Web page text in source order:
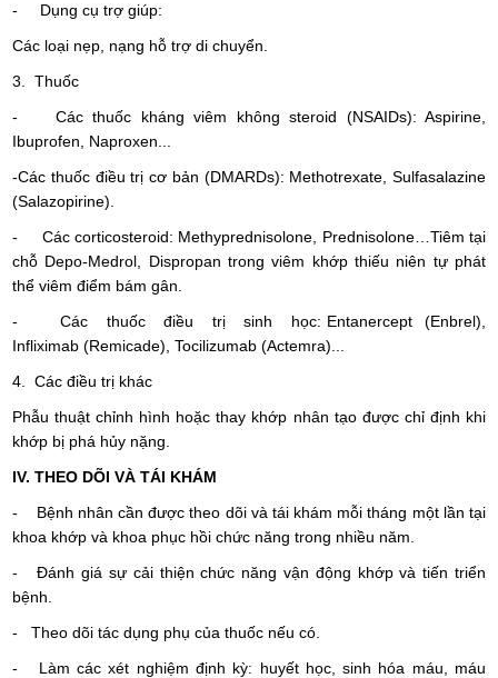
- Dụng cụ trợ giúp:
Các loại nẹp, nạng hỗ trợ di chuyển.
3. Thuốc
- Các thuốc kháng viêm không steroid (NSAIDs): Aspirine,
Ibuprofen, Naproxen...
-Các thuốc điều trị cơ bản (DMARDs): Methotrexate, Sulfasalazine
(Salazopirine).
- Các corticosteroid: Methyprednisolone, Prednisolone…Tiêm tại
chỗ Depo-Medrol, Dispropan trong viêm khớp thiếu niên tự phát
thể viêm điểm bám gân.
- Các thuốc điều trị sinh học: Entanercept (Enbrel),
Infliximab (Remicade), Tocilizumab (Actemra)...
4. Các điều trị khác
Phẫu thuật chỉnh hình hoặc thay khớp nhân tạo được chỉ định khi
khớp bị phá hủy nặng.
IV. THEO DÕI VÀ TÁI KHÁM
- Bệnh nhân cần được theo dõi và tái khám mỗi tháng một lần tại
khoa khớp và khoa phục hồi chức năng trong nhiều năm.
- Đánh giá sự cải thiện chức năng vận động khớp và tiến triển
bệnh.
- Theo dõi tác dụng phụ của thuốc nếu có.
- Làm các xét nghiệm định kỳ: huyết học, sinh hóa máu, máu